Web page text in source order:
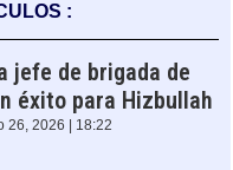
:
jefe de brigada de
éxito para Hizbullah
26, 2026 | 18:22